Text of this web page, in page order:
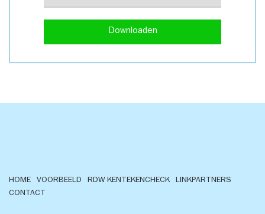
Downloaden
HOME VOORBEELD RDW KENTEKENCHECK
LINKPARTNERS
CONTACT